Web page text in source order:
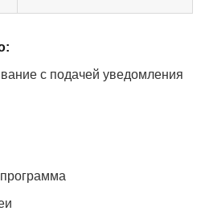
с подачей уведомления